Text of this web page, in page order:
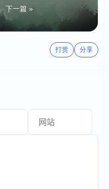
下一篇 »
打赏 分享